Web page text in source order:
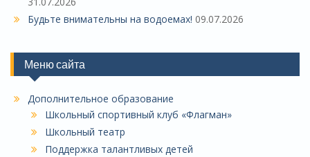
Будьте внимательны на водоемах! 09.07.2026
Меню сайта
Дополнительное образование
Школьный спортивный клуб «Флагман»
Школьный театр
Поддержка талантливых детей